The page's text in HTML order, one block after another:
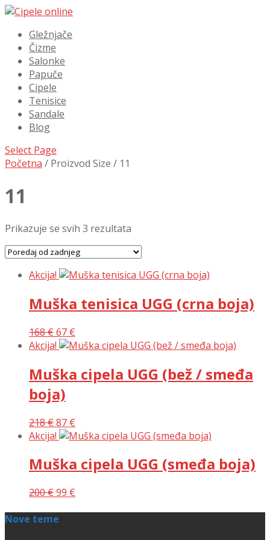
Gležnjače
Čizme
Salonke
Papuče
Cipele
Tenisice
Sandale
Blog
Select Page
Početna / Proizvod Size / 11
11
Prikazuje se svih 3 rezultata
Akcija!
Muška tenisica UGG (crna boja)
168€67 €
Akcija!
Muška cipela UGG (bež / smeđa
boja)
218€87 €
Akcija!
Muška cipela UGG (smeđa boja)
200€99 €
Nove teme